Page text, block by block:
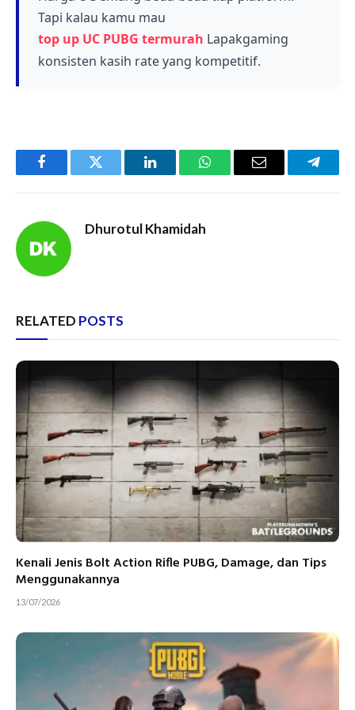
meskipun beberapa fitur mungkin terbatas
untuk akun non-Korea.
Tapi kalau kamu mau
top up UC PUBG termurah Lapakgaming
konsisten kasih rate yang kompetitif.
FacebookTwitter LinkedInWhatsAppEmail
Dhurotul Khamidah
RELATED POSTS
Kenali Jenis Bolt Action Rifle PUBG, Damage, dan Tips
Menggunakannya
13/07/2026